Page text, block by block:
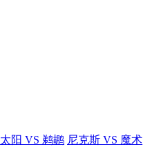
太阳 VS 鹈鹕 尼克斯 VS 魔术